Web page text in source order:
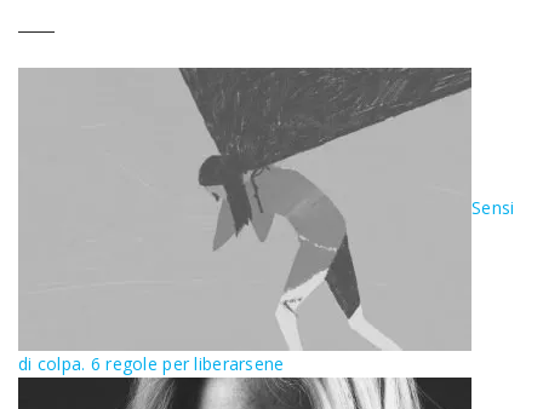
Sensi
di colpa. 6 regole per liberarsene